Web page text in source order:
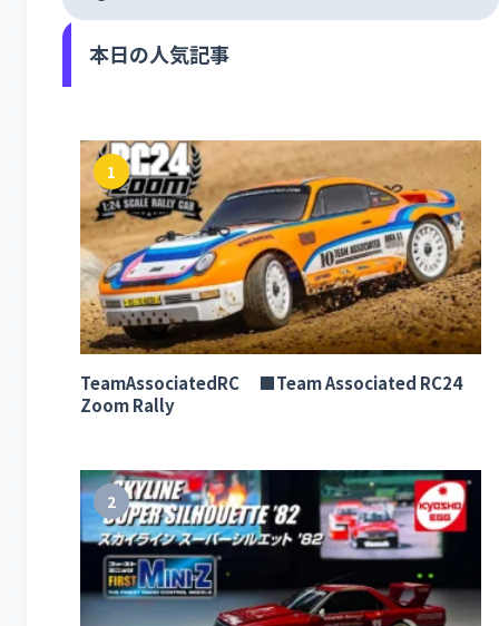
本日の人気記事
1
TeamAssociatedRC ■Team Associated RC24
Zoom Rally
2